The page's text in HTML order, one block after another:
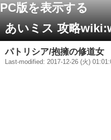
PC版を表示する
あいミス 攻略
パトリシア/抱擁の修道女
Last-modified: 2017-12-26 (火)